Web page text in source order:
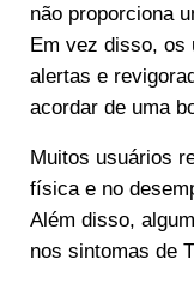
não proporciona
Em vez disso, os
alertas e
acordar de uma
Muitos usuários
física e no
Além disso,
nos sintomas de